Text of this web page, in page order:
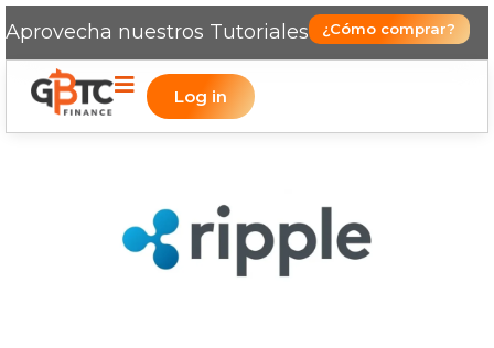
Aprovecha nuestros Tutoriales ¿Cómo comprar?
Log in